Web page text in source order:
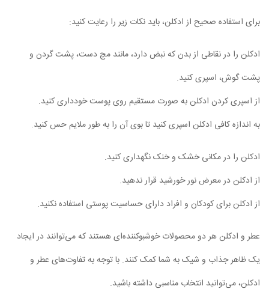
برای استفاده صحیح از ادکلن، باید نکات زیر را رعایت کنید:
ادکلن را در نقاطی از بدن که نبض دارد، مانند مچ دست، پشت گردن و
پشت گوش، اسپری کنید.
از اسپری کردن ادکلن به صورت مستقیم روی پوست خودداری کنید.
به اندازه کافی ادکلن اسپری کنید تا بوی آن را به طور ملایم حس کنید.
ادکلن را در مکانی خشک و خنک نگهداری کنید.
از ادکلن در معرض نور خورشید قرار ندهید.
از ادکلن برای کودکان و افراد دارای حساسیت پوستی استفاده نکنید.
عطر و ادکلن هر دو محصولات خوشبوکننده‌ای هستند که می‌توانند در ایجاد
یک ظاهر جذاب و شیک به شما کمک کنند. با توجه به تفاوت‌های عطر و
ادکلن، می‌توانید انتخاب مناسبی داشته باشید.